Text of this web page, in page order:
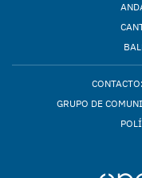
GRUPO DE